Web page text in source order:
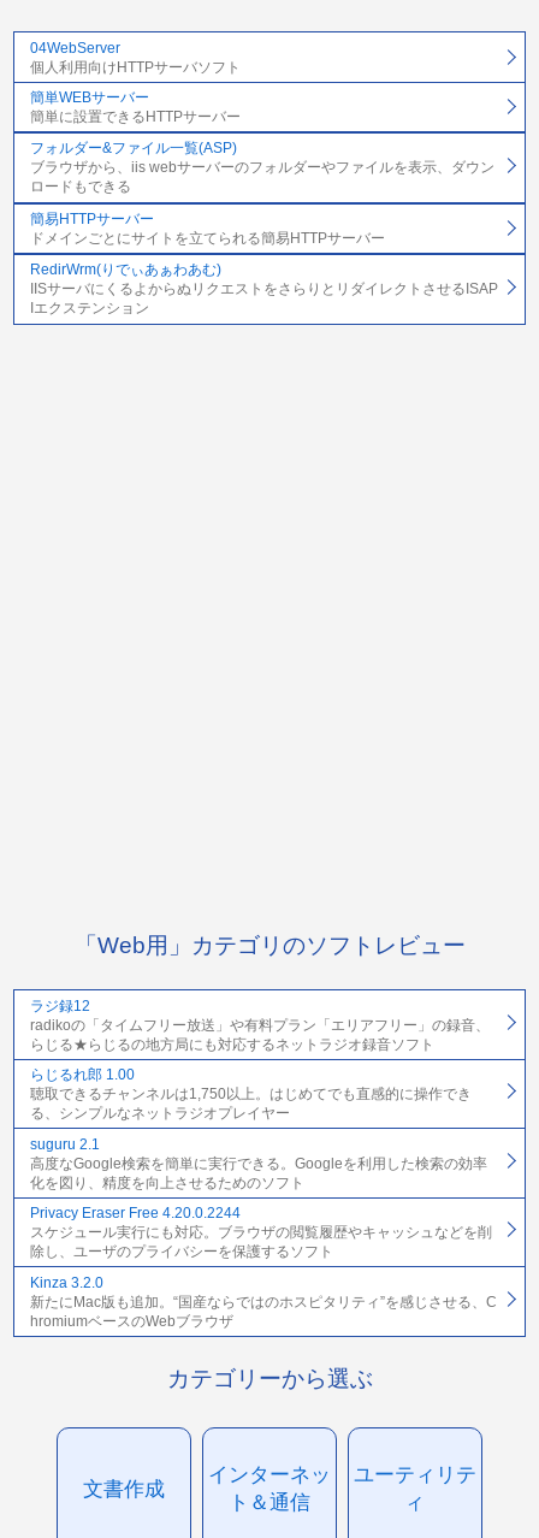
04WebServer
個人利用向けHTTPサーバソフト
簡単WEBサーバー
簡単に設置できるHTTPサーバー
フォルダー&ファイル一覧(ASP)
ブラウザから、iis webサーバーのフォルダーやファイルを表示、ダウン
ロードもできる
簡易HTTPサーバー
ドメインごとにサイトを立てられる簡易HTTPサーバー
RedirWrm(りでぃあぁわあむ)
IISサーバにくるよからぬリクエストをさらりとリダイレクトさせるISAP
Iエクステンション
「Web用」カテゴリのソフトレビュー
ラジ録12
radikoの「タイムフリー放送」や有料プラン「エリアフリー」の録音、
らじる★らじるの地方局にも対応するネットラジオ録音ソフト
らじるれ郎 1.00
聴取できるチャンネルは1,750以上。はじめてでも直感的に操作でき
る、シンプルなネットラジオプレイヤー
suguru 2.1
高度なGoogle検索を簡単に実行できる。Googleを利用した検索の効率
化を図り、精度を向上させるためのソフト
Privacy Eraser Free 4.20.0.2244
スケジュール実行にも対応。ブラウザの閲覧履歴やキャッシュなどを削
除し、ユーザのプライバシーを保護するソフト
Kinza 3.2.0
新たにMac版も追加。“国産ならではのホスピタリティ”を感じさせる、C
hromiumベースのWebブラウザ
カテゴリーから選ぶ
文書作成
インターネッ
ト＆通信
ユーティリテ
ィ